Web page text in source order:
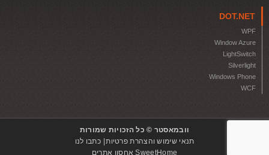
DOT.NET
WPF
Window Azure
LightSwitch
Silverlight
Windows Phone
WCF
וובמאסטר © כל הזכויות שמורות
תנאי שימוש והצהרת פרטיות כתבו לנו
SweetHome אחסון אתרים